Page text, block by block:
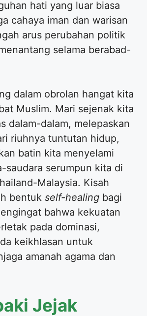
hati yang luar biasa
cahaya iman dan warisan
arus perubahan politik
selama berabad-
dalam obrolan hangat kita
Muslim. Mari sejenak kita
dalam-dalam, melepaskan
riuhnya tuntutan hidup,
batin kita menyelami
saudara serumpun kita di
Malaysia. Kisah
bentuk self-healing bagi
bahwa kekuatan
pada dominasi,
keikhlasan untuk
amanah agama dan
Jejak